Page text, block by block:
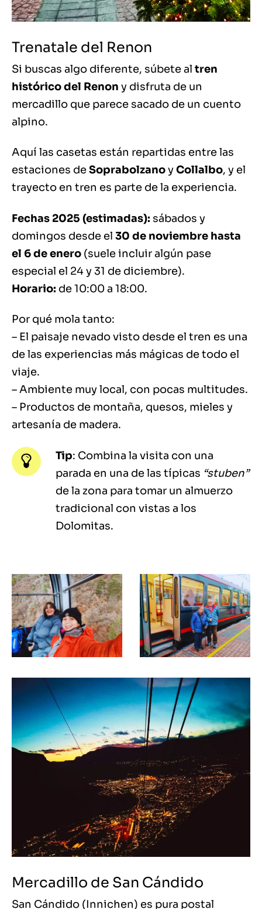
Trenatale del Renon
Si buscas algo diferente, súbete al tren
histórico del Renon y disfruta de un
mercadillo que parece sacado de un cuento
alpino.
Aquí las casetas están repartidas entre las
estaciones deSoprabolzanoyCollalbo, y el
trayecto en tren es parte de la experiencia.
Fechas 2025 (estimadas): sábados y
domingos desde el 30 de noviembre hasta
el 6 de enero (suele incluir algún pase
especial el 24 y 31 de diciembre).
Horario: de 10:00 a 18:00.
Por qué mola tanto:
– El paisaje nevado visto desde el tren es una
de las experiencias más mágicas de todo el
viaje.
– Ambiente muy local, con pocas multitudes.
– Productos de montaña, quesos, mieles y
artesanía de madera.
Tip: Combina la visita con una
parada en una de las típicas “stuben”
de la zona para tomar un almuerzo
tradicional con vistas a los
Dolomitas.
Mercadillo de San Cándido
San Cándido (Innichen) es pura postal